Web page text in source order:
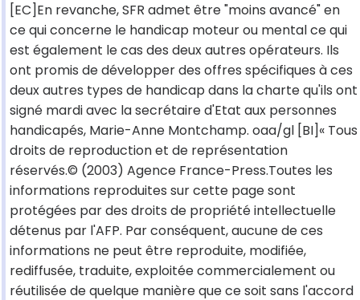
[EC]En revanche, SFR admet être "moins avancé" en
ce qui concerne le handicap moteur ou mental ce qui
est également le cas des deux autres opérateurs. Ils
ont promis de développer des offres spécifiques à ces
deux autres types de handicap dans la charte qu'ils ont
signé mardi avec la secrétaire d'Etat aux personnes
handicapés, Marie-Anne Montchamp. oaa/gl [BI]« Tous
droits de reproduction et de représentation
réservés.© (2003) Agence France-Press.Toutes les
informations reproduites sur cette page sont
protégées par des droits de propriété intellectuelle
détenus par l'AFP. Par conséquent, aucune de ces
informations ne peut être reproduite, modifiée,
rediffusée, traduite, exploitée commercialement ou
réutilisée de quelque manière que ce soit sans l'accord